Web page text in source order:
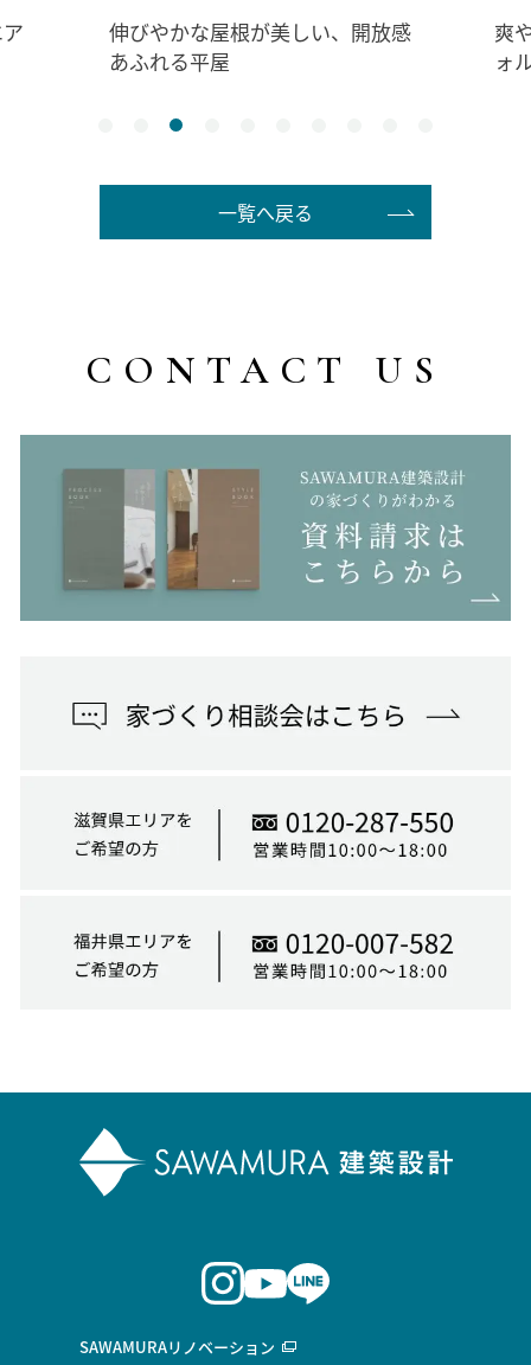
美しい、開放感
爽やかな風や光と暮らす、カ
一覧へ戻る
CONTACT US
SAWAMURAリノベーション